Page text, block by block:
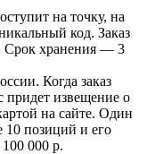
на точку, на
код. Заказ
Срок хранения — 3
Когда заказ
придет извещение о
на сайте. Один
10 позиций и его
000 р.